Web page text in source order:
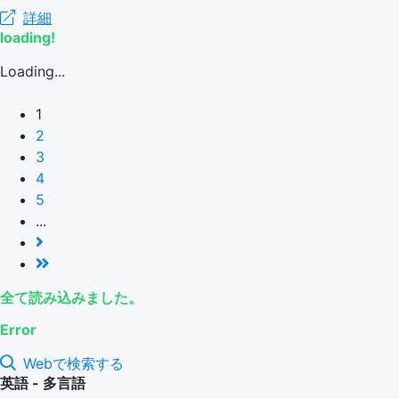
詳細
loading!
Loading...
1
2
3
4
5
...
全て読み込みました。
Error
Webで検索する
英語 - 多言語